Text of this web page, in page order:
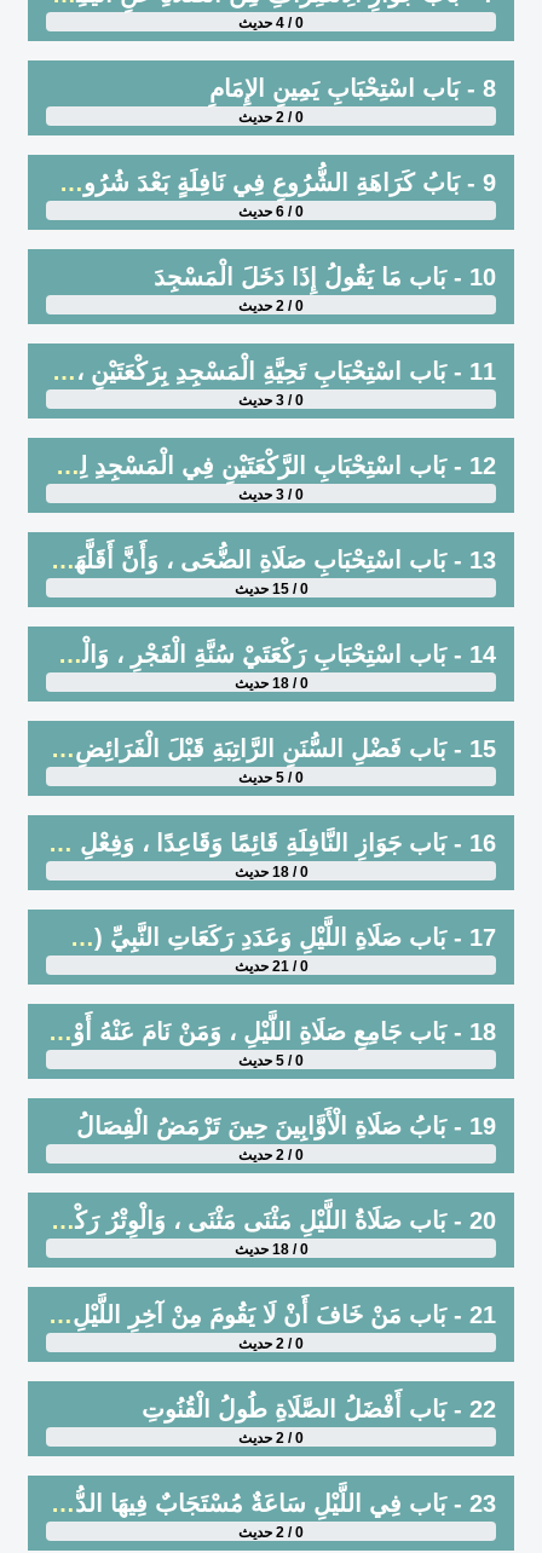
0 / 4 حديث
8 - بَاب اسْتِحْبَابِ يَمِينِ الإِمَامِ
0 / 2 حديث
9 - بَابُ كَرَاهَةِ الشُّرُوعِ فِي نَافِلَةٍ بَعْدَ شُرُوعِ الْمُؤَذِّنِ
0 / 6 حديث
10 - بَاب مَا يَقُولُ إِذَا دَخَلَ الْمَسْجِدَ
0 / 2 حديث
11 - بَاب اسْتِحْبَابِ تَحِيَّةِ الْمَسْجِدِ بِرَكْعَتَيْنِ ، وَكَرَاهَةِ الْجُلُوسِ قَبْلَ صَلَاتِهِمَا ، وَأَنَّهَا مَشْرُوعَةٌ فِي جَمِيعِ الأَوْقَاتِ
0 / 3 حديث
12 - بَاب اسْتِحْبَابِ الرَّكْعَتَيْنِ فِي الْمَسْجِدِ لِمَنْ قَدِمَ مِنْ سَفَرٍ أَوَّلَ قُدُومِهِ
0 / 3 حديث
13 - بَاب اسْتِحْبَابِ صَلَاةِ الضُّحَى ، وَأَنَّ أَقَلَّهَا رَكْعَتَانِ وَأَكْمَلَهَا ثَمَانِ رَكَعَاتٍ وَأَوْسَطُهَا أَرْبَعُ رَكَعَاتٍ أَوْ سِتٍّ ، وَالْحَثُّ عَلَى الْمُحَافَظَةِ عَلَيْهَا
0 / 15 حديث
14 - بَاب اسْتِحْبَابِ رَكْعَتَيْ سُنَّةِ الْفَجْرِ ، وَالْحَثِّ عَلَيْهِمَا وَتَخْفِيفِهِمَا وَالْمُحَافَظَةِ عَلَيْهِمَا ، وَبَيَانِ مَا يُسْتَحَبُّ أَنْ يُقْرَأَ فِيهِمَا
0 / 18 حديث
15 - بَاب فَضْلِ السُّنَنِ الرَّاتِبَةِ قَبْلَ الْفَرَائِضِ وَبَعْدَهُنَّ ، وَبَيَانِ عَدَدِهِنَّ
0 / 5 حديث
16 - بَاب جَوَازِ النَّافِلَةِ قَائِمًا وَقَاعِدًا ، وَفِعْلِ بَعْضِ الرَّكْعَةِ قَائِمًا وَبَعْضِهَا قَاعِدًا
0 / 18 حديث
17 - بَاب صَلَاةِ اللَّيْلِ وَعَدَدِ رَكَعَاتِ النَّبِيِّ (ﷺ) فِي اللَّيْلِ ، وَأَنَّ الْوِتْرَ رَكْعَةٌ ، وَأَنَّ الرَّكْعَةَ صَلَاةٌ صَحِيحَةٌ
0 / 21 حديث
18 - بَاب جَامِعِ صَلَاةِ اللَّيْلِ ، وَمَنْ نَامَ عَنْهُ أَوْ مَرِضَ
0 / 5 حديث
19 - بَابُ صَلَاةِ الْأَوَّابِينَ حِينَ تَرْمَضُ الْفِصَالُ
0 / 2 حديث
20 - بَاب صَلَاةُ اللَّيْلِ مَثْنَى مَثْنَى ، وَالْوِتْرُ رَكْعَةٌ مِنْ آخِرِ اللَّيْلِ
0 / 18 حديث
21 - بَاب مَنْ خَافَ أَنْ لَا يَقُومَ مِنْ آخِرِ اللَّيْلِ فَلْيُوتِرْ أَوَّلَهُ
0 / 2 حديث
22 - بَاب أَفْضَلُ الصَّلَاةِ طُولُ الْقُنُوتِ
0 / 2 حديث
23 - بَاب فِي اللَّيْلِ سَاعَةٌ مُسْتَجَابٌ فِيهَا الدُّعَاءُ
0 / 2 حديث